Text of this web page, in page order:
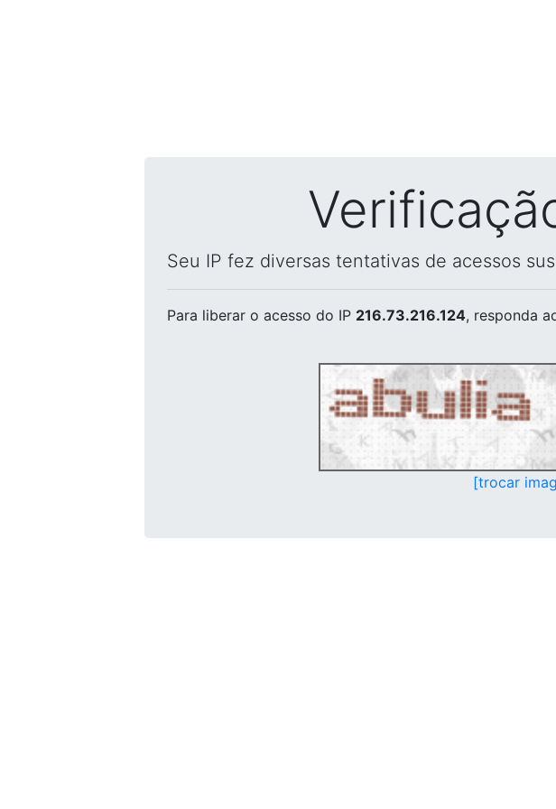
Seu IP fez diversas tentativas de acessos
Para liberar o acesso do IP 216.73.216.124, responda
[trocar